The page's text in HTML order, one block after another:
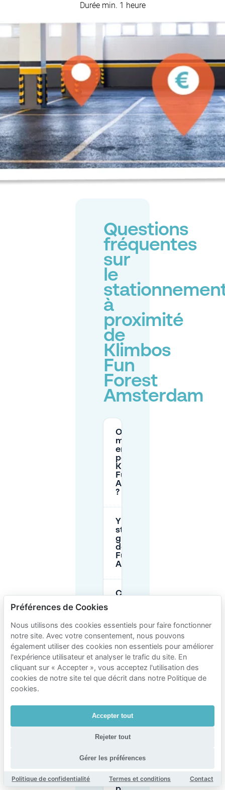
Durée min. 1 heure
Questions
fréquentes
sur
le
à
proximité
de
Klimbos
Fun
Forest
Amsterdam
Où puis-je
me garer
en voiture
pour
Klimbos
Fun Forest
Amsterdam
?
Y a-t-il un
stationnement
gratuit près
de Klimbos
Fun Forest
Amsterdam ?
Comment
stationnement
près de
Klimbos Fun
Forest ?
Puis-je
pour
Klimbos
Fun Forest
Est-il
Préférences de Cookies
Nous utilisons des cookies essentiels pour faire fonctionner
notre site. Avec votre consentement, nous pouvons
également utiliser des cookies non essentiels pour améliorer
l'expérience utilisateur et analyser le trafic du site. En
cliquant sur « Accepter », vous acceptez l'utilisation des
cookies de notre site tel que décrit dans notre Politique de
cookies.
Accepter tout
Rejeter tout
Gérer les préférences
Politique de confidentialité Termes et conditions Contact